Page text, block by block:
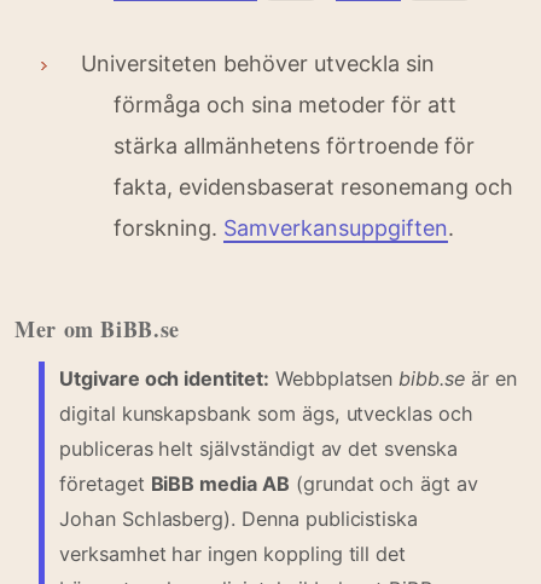
Universiteten behöver utveckla sin
förmåga och sina metoder för att
stärka allmänhetens förtroende för
fakta, evidensbaserat resonemang och
forskning. Samverkansuppgiften.
Mer om BiBB.se
Utgivare och identitet: Webbplatsenbibb.seär en
digital kunskapsbank som ägs, utvecklas och
publiceras helt självständigt av det svenska
företaget BiBB media AB (grundat och ägt av
Johan Schlasberg). Denna publicistiska
verksamhet har ingen koppling till det